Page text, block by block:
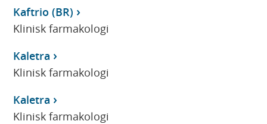
Kaftrio (BR)
Klinisk farmakologi
Kaletra
Klinisk farmakologi
Kaletra
Klinisk farmakologi